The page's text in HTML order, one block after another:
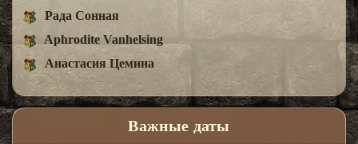
Рада Сонная
Aphrodite Vanhelsing
Анастасия Цемина
Важные даты